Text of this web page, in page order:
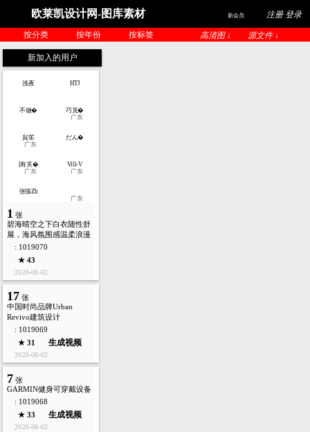
欧莱凯设计网-图库素材 新会员 注册 登录
按分类 按年份 按标签 高清图 ↓ 源文件 ↓
新加入的用户
浅夜 HTJ
不做�
巧克�
广东
貟笙
广东
だん�
[有关�
广东
Vill-V
广东
张張Zh
广东
1 张
碧海晴空之下白衣随性舒
展，海风氛围感温柔浪漫
: 1019070
★ 43
2026-08-02
17 张
中国时尚品牌Urban
Revivo建筑设计
: 1019069
★ 31
生成视频
2026-08-02
7 张
GARMIN健身可穿戴设备
: 1019068
★ 33
生成视频
2026-08-02